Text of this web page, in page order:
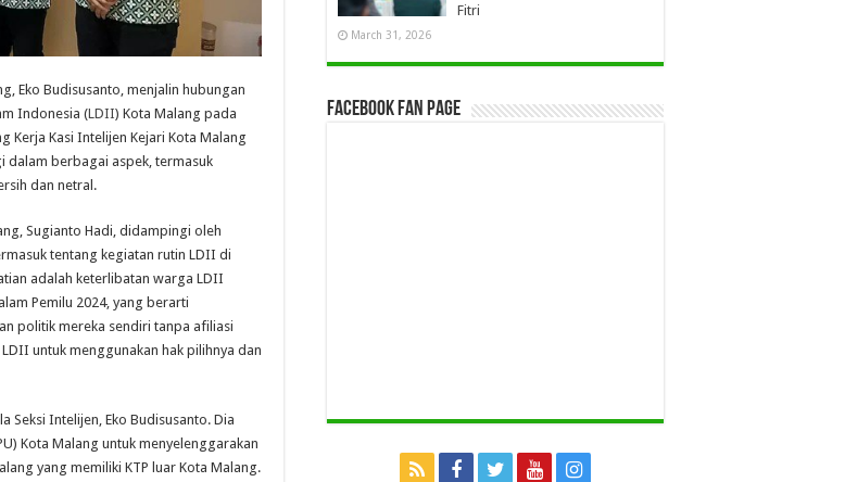
Eko Budisusanto, menjalin hubungan
Indonesia (LDII) Kota Malang pada
Kerja Kasi Intelijen Kejari Kota Malang
dalam berbagai aspek, termasuk
dan netral.
Sugianto Hadi, didampingi oleh
tentang kegiatan rutin LDII di
adalah keterlibatan warga LDII
Pemilu 2024, yang berarti
politik mereka sendiri tanpa afiliasi
untuk menggunakan hak pilihnya dan
Seksi Intelijen, Eko Budisusanto. Dia
Kota Malang untuk menyelenggarakan
yang memiliki KTP luar Kota Malang.
Fitri
March 31, 2026
Facebook Fan Page